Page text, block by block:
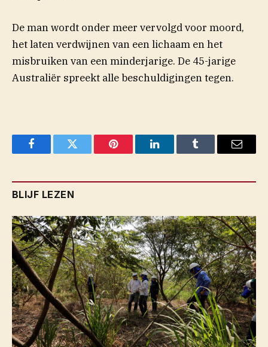
De man wordt onder meer vervolgd voor moord,
het laten verdwijnen van een lichaam en het
misbruiken van een minderjarige. De 45-jarige
Australiër spreekt alle beschuldigingen tegen.
FacebookTwitter Pinterest LinkedInTumblr Email
BLIJF LEZEN